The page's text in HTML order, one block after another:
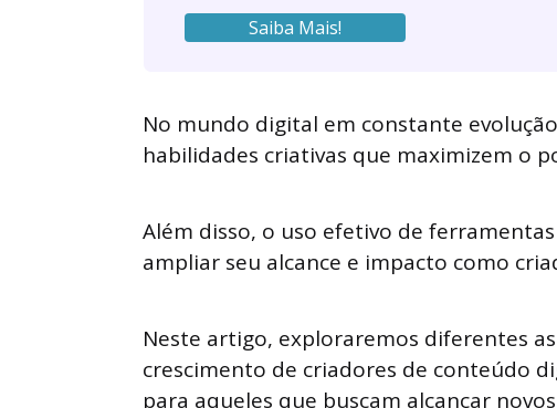
Saiba Mais!
No mundo digital em constante
habilidades criativas que maximizem o
Além disso, o uso efetivo de
ampliar seu alcance e impacto como
Neste artigo, exploraremos diferentes
crescimento de criadores de conteúdo
para aqueles que buscam alcançar